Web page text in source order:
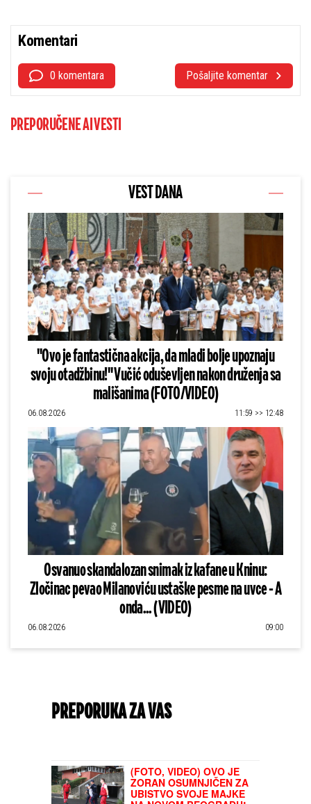
Komentari
0 komentara Pošaljite komentar
PREPORUČENE AI VESTI
VEST DANA
"Ovo je fantastična akcija, da mladi bolje upoznaju
svoju otadžbinu!" Vučić oduševljen nakon druženja sa
mališanima (FOTO/VIDEO)
06.08.2026 11:59 >> 12:48
Osvanuo skandalozan snimak iz kafane u Kninu:
Zločinac pevao Milanoviću ustaške pesme na uvce - A
onda... (VIDEO)
06.08.2026 09:00
PREPORUKA ZA VAS
(FOTO, VIDEO) OVO JE
ZORAN OSUMNJIČEN ZA
UBISTVO SVOJE MAJKE